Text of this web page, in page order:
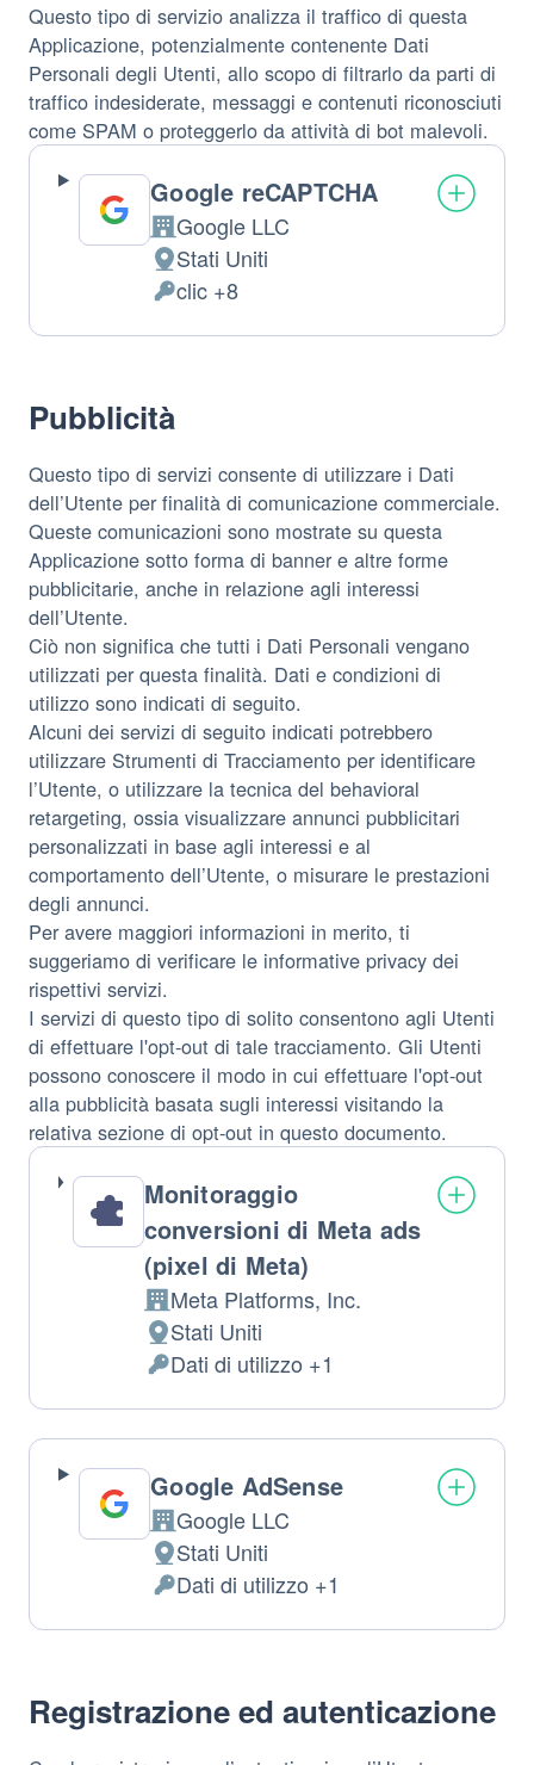
Questo tipo di servizio analizza il traffico di questa
Applicazione, potenzialmente contenente Dati
Personali degli Utenti, allo scopo di filtrarlo da parti di
traffico indesiderate, messaggi e contenuti riconosciuti
come SPAM o proteggerlo da attività di bot malevoli.
Google reCAPTCHA
Azienda:
Google LLC
Luogo
del
trattamento:
Stati Uniti
Dati
Personali
clic +8
Pubblicità
Questo tipo di servizi consente di utilizzare i Dati
dell’Utente per finalità di comunicazione commerciale.
Queste comunicazioni sono mostrate su questa
Applicazione sotto forma di banner e altre forme
pubblicitarie, anche in relazione agli interessi
dell’Utente.
Ciò non significa che tutti i Dati Personali vengano
utilizzati per questa finalità. Dati e condizioni di
utilizzo sono indicati di seguito.
Alcuni dei servizi di seguito indicati potrebbero
utilizzare Strumenti di Tracciamento per identificare
l’Utente, o utilizzare la tecnica del behavioral
retargeting, ossia visualizzare annunci pubblicitari
personalizzati in base agli interessi e al
comportamento dell’Utente, o misurare le prestazioni
degli annunci.
Per avere maggiori informazioni in merito, ti
suggeriamo di verificare le informative privacy dei
rispettivi servizi.
I servizi di questo tipo di solito consentono agli Utenti
di effettuare l'opt-out di tale tracciamento. Gli Utenti
possono conoscere il modo in cui effettuare l'opt-out
alla pubblicità basata sugli interessi visitando la
relativa sezione di opt-out in questo documento.
Monitoraggio
conversioni di Meta ads
(pixel di Meta)
Azienda:
Meta Platforms, Inc.
Luogo
del
trattamento:
Stati Uniti
Dati
Personali
trattati:
Dati di utilizzo +1
Google AdSense
Azienda:
Google LLC
Luogo
del
trattamento:
Stati Uniti
Dati
Personali
Dati di utilizzo +1
Registrazione ed autenticazione